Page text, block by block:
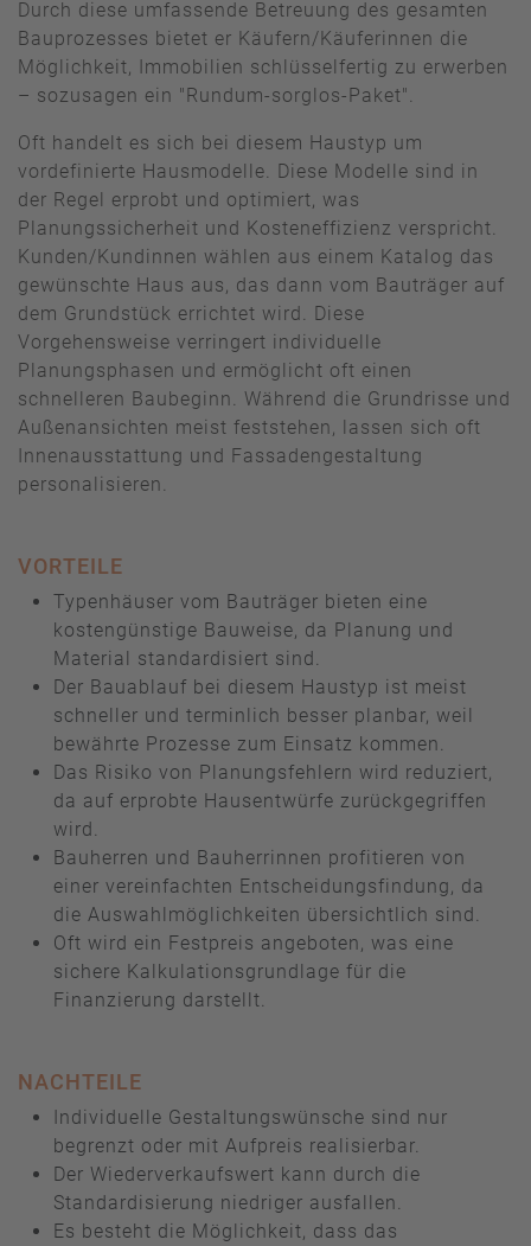
Durch diese umfassende Betreuung des gesamten
Bauprozesses bietet er Käufern/Käuferinnen die
Möglichkeit, Immobilien schlüsselfertig zu erwerben
– sozusagen ein "Rundum-sorglos-Paket".
Oft handelt es sich bei diesem Haustyp um
vordefinierte Hausmodelle. Diese Modelle sind in
der Regel erprobt und optimiert, was
Planungssicherheit und Kosteneffizienz verspricht.
Kunden/Kundinnen wählen aus einem Katalog das
gewünschte Haus aus, das dann vom Bauträger auf
dem Grundstück errichtet wird. Diese
Vorgehensweise verringert individuelle
Planungsphasen und ermöglicht oft einen
schnelleren Baubeginn. Während die Grundrisse und
Außenansichten meist feststehen, lassen sich oft
Innenausstattung und Fassadengestaltung
personalisieren.
VORTEILE
Typenhäuser vom Bauträger bieten eine
kostengünstige Bauweise, da Planung und
Material standardisiert sind.
Der Bauablauf bei diesem Haustyp ist meist
schneller und terminlich besser planbar, weil
bewährte Prozesse zum Einsatz kommen.
Das Risiko von Planungsfehlern wird reduziert,
da auf erprobte Hausentwürfe zurückgegriffen
wird.
Bauherren und Bauherrinnen profitieren von
einer vereinfachten Entscheidungsfindung, da
die Auswahlmöglichkeiten übersichtlich sind.
Oft wird ein Festpreis angeboten, was eine
sichere Kalkulationsgrundlage für die
Finanzierung darstellt.
NACHTEILE
Individuelle Gestaltungswünsche sind nur
begrenzt oder mit Aufpreis realisierbar.
Der Wiederverkaufswert kann durch die
Standardisierung niedriger ausfallen.
Es besteht die Möglichkeit, dass das